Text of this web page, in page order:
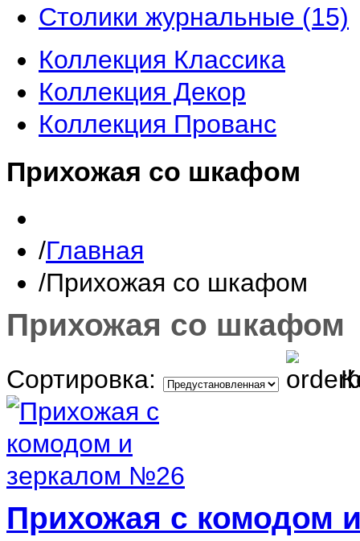
Столики журнальные (15)
Коллекция Классика
Коллекция Декор
Коллекция Прованс
Прихожая со шкафом
Главная
Прихожая со шкафом
Прихожая со шкафом
Сортировка:
Прихожая с комодом